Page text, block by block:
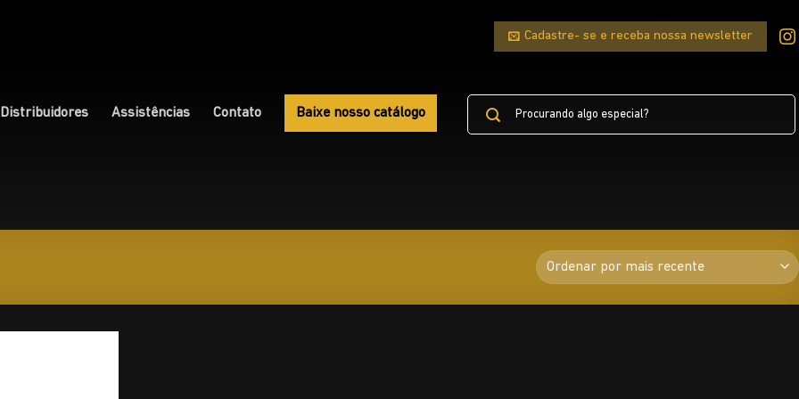
Cadastre- se e receba nossa newsletter
Distribuidores Assistências Contato Baixe nosso catálogo
Pesquisar